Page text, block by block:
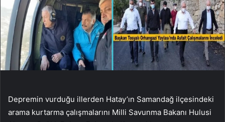
Depremin vurduğu illerden Hatay’ın Samandağ ilçesindeki
arama kurtarma çalışmalarını Milli Savunma Bakanı Hulusi